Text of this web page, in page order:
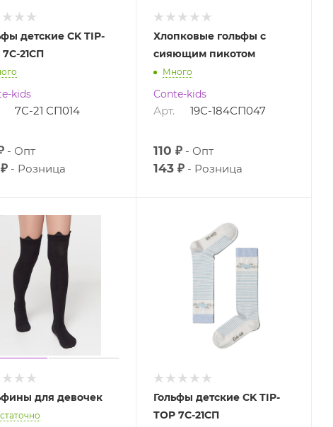
детские CK TIP-
7С-21СП
kids
7С-21 СП014
Опт
Розница
Хлопковые гольфы с
сияющим пикотом
Много
Conte-kids
Арт. 19С-184СП047
110 ₽ Опт
143 ₽ Розница
для девочек
Гольфы детские CK TIP-
TOP 7С-21СП